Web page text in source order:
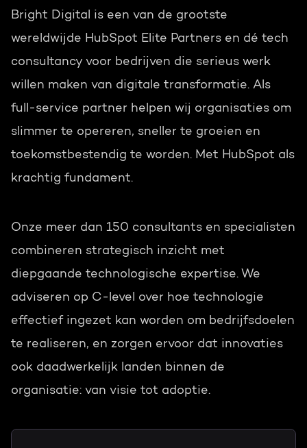
Bright Digital is een van de grootste
wereldwijde HubSpot Elite Partners en dé tech
consultancy voor bedrijven die serieus werk
willen maken van digitale transformatie. Als
full-service partner helpen wij organisaties om
slimmer te opereren, sneller te groeien en
toekomstbestendig te worden. Met HubSpot als
krachtig fundament.
Onze meer dan 150 consultants en specialisten
combineren strategisch inzicht met
diepgaande technologische expertise. We
adviseren op C-level over hoe technologie
effectief ingezet kan worden om bedrijfsdoelen
te realiseren, en zorgen ervoor dat innovaties
ook daadwerkelijk landen binnen de
organisatie: van visie tot adoptie.